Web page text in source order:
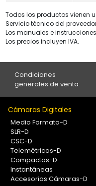
Todos los productos vienen
Servicio técnico del
Los manuales e
Los precios incluyen IVA.
Condiciones
generales de venta
Cámaras Digitales
Medio Formato-D
SLR-D
CSC-D
Telemétricas-D
Compactas-D
Instantáneas
Accesorios Cámaras-D